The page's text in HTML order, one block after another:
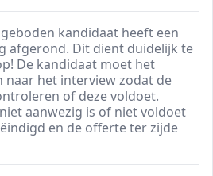
kandidaat heeft een
afgerond. Dit dient duidelijk te
De kandidaat moet het
naar het interview zodat de
of deze voldoet.
aanwezig is of niet voldoet
en de offerte ter zijde